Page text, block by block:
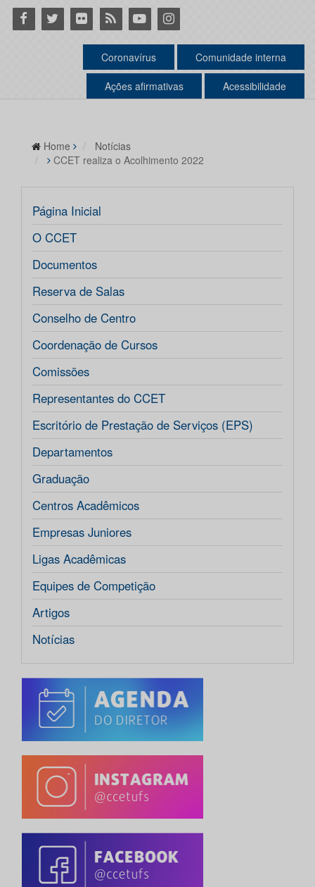
Facebook
Twitter Flickr RSS YoutubeInstagram
Coronavírus Comunidade interna
Ações afirmativas Acessibilidade
Home
Notícias
CCET realiza o Acolhimento 2022
Página Inicial
O CCET
Documentos
Reserva de Salas
Conselho de Centro
Coordenação de Cursos
Comissões
Representantes do CCET
Escritório de Prestação de Serviços (EPS)
Departamentos
Graduação
Centros Acadêmicos
Empresas Juniores
Ligas Acadêmicas
Equipes de Competição
Artigos
Notícias